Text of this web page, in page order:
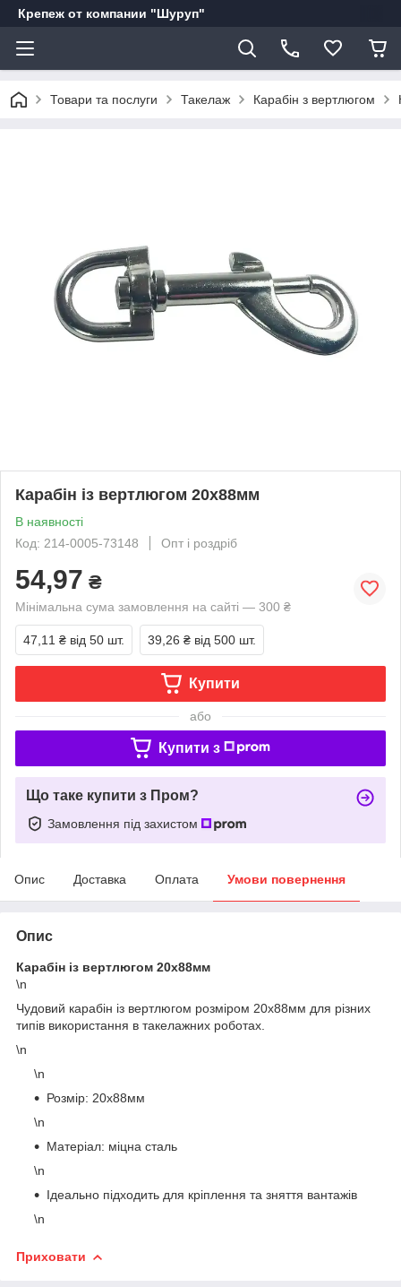
Крепеж от компании "Шуруп"
Товари та послуги Такелаж Карабін з вертлюгом
Карабін із вертлюгом 20х88мм
В наявності
Код: 214-0005-73148
Опт і роздріб
54,97 ₴
Мінімальна сума замовлення на сайті — 300 ₴
47,11 ₴ від 50 шт. 39,26 ₴ від 500 шт.
Купити
або
Купити з
Що таке купити з Пром?
Замовлення під захистом
Опис Доставка Оплата Умови повернення
Опис
Карабін із вертлюгом 20х88мм
\n
Чудовий карабін із вертлюгом розміром 20х88мм для різних
типів використання в такелажних роботах.
\n
\n
Розмір: 20х88мм
\n
Матеріал: міцна сталь
\n
Ідеально підходить для кріплення та зняття вантажів
\n
Приховати